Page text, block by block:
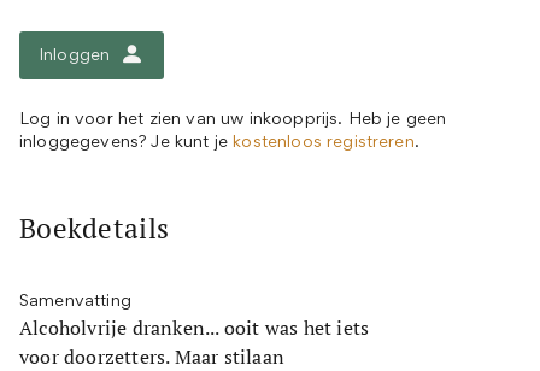
Inloggen
Log in voor het zien van uw inkoopprijs. Heb je geen
inloggegevens? Je kunt je kostenloos registreren.
Boekdetails
Samenvatting
Alcoholvrije dranken... ooit was het iets
voor doorzetters. Maar stilaan